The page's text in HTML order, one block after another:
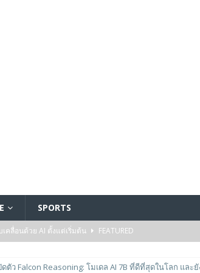
SPORTS
คลื่อนด้วย AI ตั้งแต่เริ่มต้น
FEATURED
ดตัว Falcon Reasoning: โมเดล AI 7B ที่ดีที่สุดในโลก และ